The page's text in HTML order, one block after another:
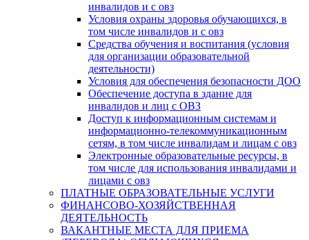
инвалидов и с овз
Условия охраны здоровья обучающихся, в
том числе инвалидов и с овз
Средства обучения и воспитания (условия
для организации образовательной
деятельности)
Условия для обеспечения безопасности ДОО
Обеспечение доступа в здание для
инвалидов и лиц с ОВЗ
Доступ к информационным системам и
информационно-телекоммуникационным
сетям, в том числе инвалидам и лицам с овз
Электронные образовательные ресурсы, в
том числе для использования инвалидами и
лицами с овз
ПЛАТНЫЕ ОБРАЗОВАТЕЛЬНЫЕ УСЛУГИ
ФИНАНСОВО-ХОЗЯЙСТВЕННАЯ
ДЕЯТЕЛЬНОСТЬ
ВАКАНТНЫЕ МЕСТА ДЛЯ ПРИЕМА